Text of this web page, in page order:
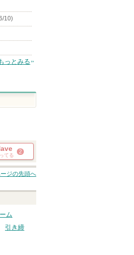
10)
っとみる
てる
2
ジの先頭へ
ム
引き締